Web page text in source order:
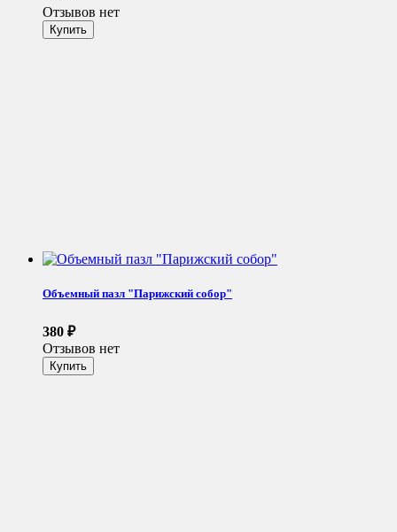
Отзывов нет
Объемный пазл "Парижский собор"
380 ₽
Отзывов нет